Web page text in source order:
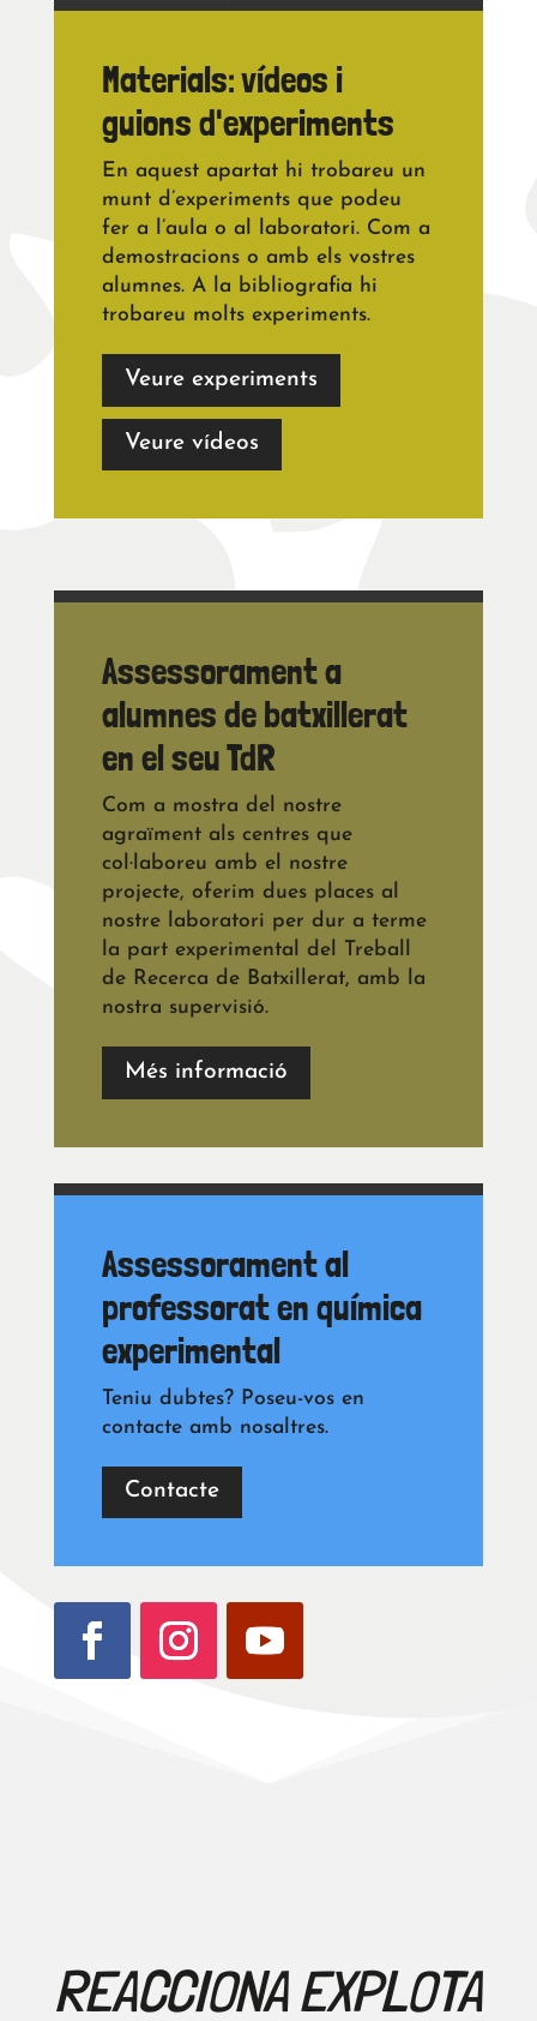
Materials: vídeos i
guions d'experiments
En aquest apartat hi trobareu un
munt d’experiments que podeu
fer a l’aula o al laboratori. Com a
demostracions o amb els vostres
alumnes. A la bibliografia hi
trobareu molts experiments.
Veure experiments
Veure vídeos
Assessorament a
alumnes de batxillerat
en el seu TdR
Com a mostra del nostre
agraïment als centres que
col·laboreu amb el nostre
projecte, oferim dues places al
nostre laboratori per dur a terme
la part experimental del Treball
de Recerca de Batxillerat, amb la
nostra supervisió.
Més informació
Assessorament al
professorat en química
experimental
Teniu dubtes? Poseu-vos en
contacte amb nosaltres.
Contacte
REACCIONA EXPLOTA